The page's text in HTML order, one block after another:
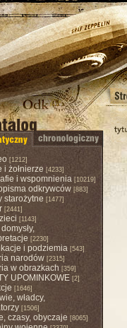
[1212]
i żołnierze [4233]
i wspomnienia[10219]
odkrywców[883]
starożytne [1477]
[2441]
[1143]
[2230]
i podziemia[543]
narodów[2315]
w obrazkach [359]
UPOMINKOWE[2]
[1646]
władcy,
[1506]
czasy, obyczaje [8065]